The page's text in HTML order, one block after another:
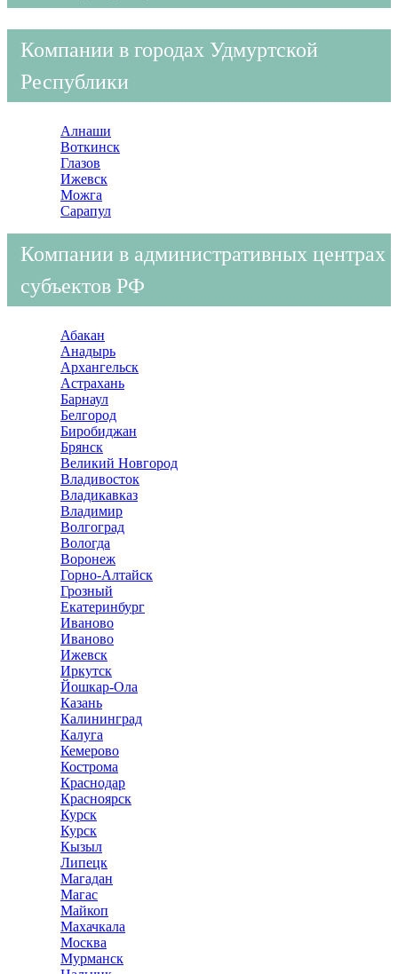
Компании в городах Удмуртской
Республики
Алнаши
Воткинск
Глазов
Ижевск
Можга
Сарапул
Компании в административных центрах
субъектов РФ
Абакан
Анадырь
Архангельск
Астрахань
Барнаул
Белгород
Биробиджан
Брянск
Великий Новгород
Владивосток
Владикавказ
Владимир
Волгоград
Вологда
Воронеж
Горно-Алтайск
Грозный
Екатеринбург
Иваново
Иваново
Ижевск
Иркутск
Йошкар-Ола
Казань
Калининград
Калуга
Кемерово
Кострома
Краснодар
Красноярск
Курск
Курск
Кызыл
Липецк
Магадан
Магас
Майкоп
Махачкала
Москва
Мурманск